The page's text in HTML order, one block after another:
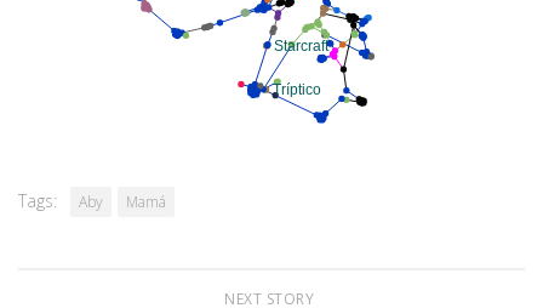
Tags: Aby Mamá
NEXT STORY